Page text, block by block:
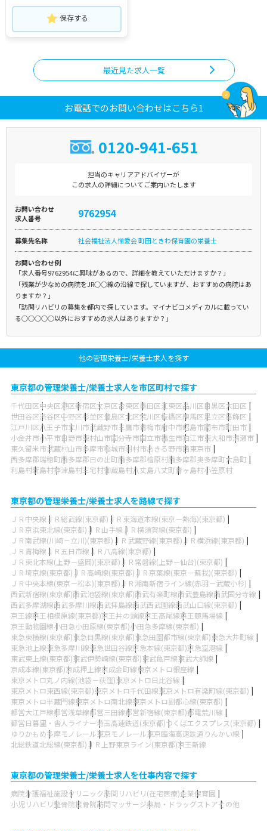
保存する
最近見た求人一覧
お電話でのお問い合わせはこちら1
0120-941-651
担当のキャリアアドバイザーが
この求人の詳細についてご案内いたします
お問い合わせ
求人番号
9762954
募集先名称 社会福祉法人悌愛会 町田ときわ保育園の栄養士
お問い合わせ例
「求人番号9762954に興味があるので、詳細を教えていただけますか？」
「残業が少なめの病院をJR○○線の沿線で探していますが、おすすめの病院はあ
りますか？」
「訪問リハビリの募集を都内で探しています。マイナビコメディカルに載ってい
る○○○○○以外におすすめの求人はありますか？」
他の管理栄養士/栄養士求人を探す
東京都の管理栄養士/栄養士求人を市区町村で探す
千代田区中央区港区新宿区文京区台東区墨田区江東区品川区目黒区大田区
世田谷区渋谷区中野区杉並区豊島区北区荒川区板橋区練馬区足立区葛飾区
江戸川区八王子市立川市武蔵野市三鷹市青梅市府中市昭島市調布市町田市
小金井市小平市日野市東村山市国分寺市国立市福生市狛江市東大和市清瀬市
東久留米市武蔵村山市多摩市稲城市羽村市あきる野市西東京市
西多摩郡瑞穂町西多摩郡日の出町西多摩郡檜原村西多摩郡奥多摩町大島町
利島村新島村神津島村三宅村御蔵島村八丈島八丈町青ヶ島村小笠原村
東京都の管理栄養士/栄養士求人を路線で探す
ＪＲ中央線 ＪＲ総武線(東京都) ＪＲ東海道本線(東京－熱海)(東京都)
ＪＲ京浜東北線(東京都) ＪＲ山手線 ＪＲ横須賀線(東京都)
ＪＲ南武線(川崎－立川)(東京都) ＪＲ武蔵野線(東京都) ＪＲ横浜線(東京都)
ＪＲ青梅線 ＪＲ五日市線 ＪＲ八高線(東京都)
ＪＲ東北本線(上野－盛岡)(東京都) ＪＲ常磐線(上野－仙台)(東京都)
ＪＲ埼京線(東京都) ＪＲ高崎線(東京都) ＪＲ京葉線(東京－蘇我)(東京都)
ＪＲ中央本線(東京－松本)(東京都) ＪＲ湘南新宿ライン線(赤羽－武蔵小杉)
西武新宿線(東京都)西武池袋線(東京都)西武有楽町線西武豊島線西武国分寺線
西武多摩湖線西武多摩川線西武拝島線西武西武園線西武山口線(東京都)
京王線京王相模原線(東京都)京王井の頭線京王高尾線京王競馬場線
京王動物園線小田急小田原線(東京都)小田急多摩線(東京都)
東急東横線(東京都)東急目黒線(東京都)東急田園都市線(東京都)東急大井町線
東急池上線東急多摩川線東急世田谷線京急本線(東京都)京急空港線
東武東上線(東京都)東武伊勢崎線(東京都)東武亀戸線東武大師線
京成本線(東京都)京成押上線京成金町線東京メトロ銀座線
東京メトロ丸ノ内線(池袋－荻窪)東京メトロ日比谷線
東京メトロ東西線(東京都)東京メトロ千代田線東京メトロ有楽町線(東京都)
東京メトロ半蔵門線東京メトロ南北線東京メトロ副都心線(東京都)
都営大江戸線都営浅草線都営三田線都営新宿線(東京都)都電荒川線
都営日暮里・舎人ライナー埼玉高速鉄道(東京都)つくばエクスプレス(東京都)
ゆりかもめ多摩モノレール東京モノレール東京臨海高速鉄道りんかい線
北総鉄道北総線(東京都) ＪＲ上野東京ライン(東京都)京王新線
東京都の管理栄養士/栄養士求人を仕事内容で探す
病院介護福祉施設クリニック訪問リハビリ(在宅医療)企業保育園
小児リハビリ整骨院接骨院訪問マッサージ薬局・ドラッグストアその他